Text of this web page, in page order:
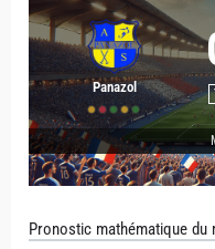
Panazol
Pronostic mathématique du